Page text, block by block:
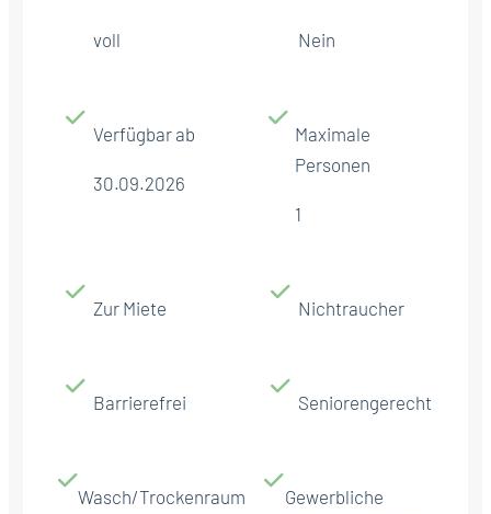
voll Nein
Verfügbar ab
30.09.2026
Maximale
Personen
1
Zur Miete Nichtraucher
Barrierefrei Seniorengerecht
Wasch/Trockenraum
Gewerbliche